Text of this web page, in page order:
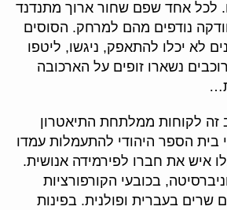
לכל אחד שפם שחור ארוך מתנדנד
נודפים מהם למרחק. הסוסים
לא יכלו להתאפק, ניגשו, ליטפו
נשארו זופים על הארכובה
זה לקוחות ממלתחת התיאטרון
בית הספר היהודי להתעמלות עמדו
איש את חברו לפירמידה אנושית.
בכובעי הקורפורציות
שרים בעברית ופולנית. בפינות